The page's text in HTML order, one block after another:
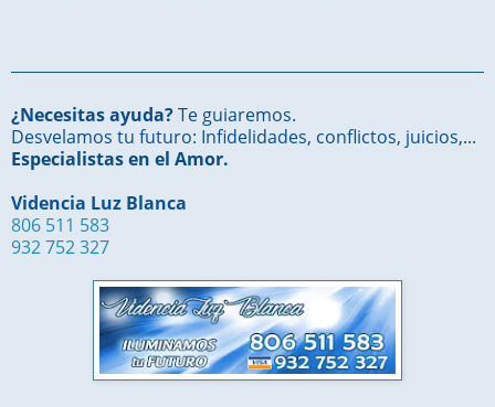
¿Necesitas ayuda?Te guiaremos.
Desvelamos tu futuro: Infidelidades, conflictos, juicios,...
Especialistas en el Amor.
Videncia Luz Blanca
806 511 583
932 752 327